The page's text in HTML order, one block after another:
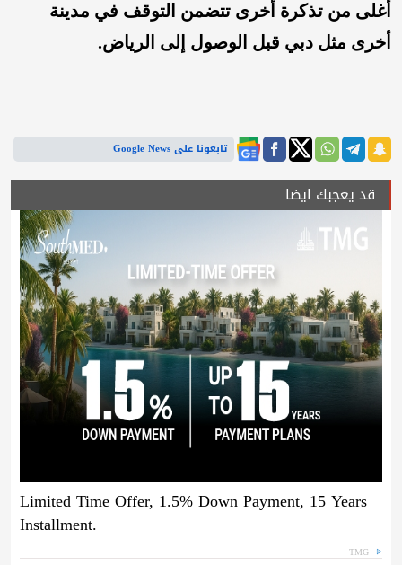
أغلى من تذكرة أخرى تتضمن التوقف في مدينة
أخرى مثل دبي قبل الوصول إلى الرياض.
تابعونا على Google News
قد يعجبك ايضا
Limited Time Offer, 1.5% Down Payment, 15 Years
Installment.
TMG